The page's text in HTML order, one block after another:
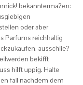
bekannterma?en:
oder aber
Parfums reichhaltig
ausschlie?
bekifft
hilft uppig. Halte
fall nachdem dem